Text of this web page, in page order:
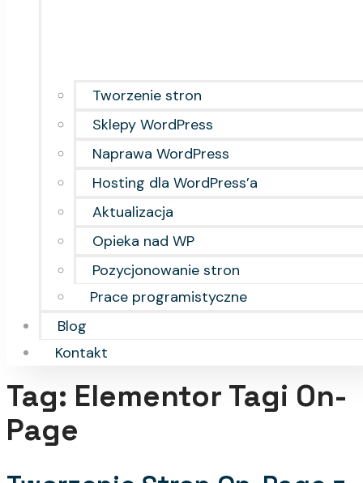
Tworzenie stron
Sklepy WordPress
Naprawa WordPress
Hosting dla WordPress’a
Aktualizacja
Opieka nad WP
Pozycjonowanie stron
Prace programistyczne
Blog
Kontakt
Tag: Elementor Tagi On-
Page